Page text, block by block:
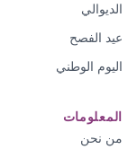
الديوالي
عيد الفصح
اليوم الوطني
المعلومات
من نحن